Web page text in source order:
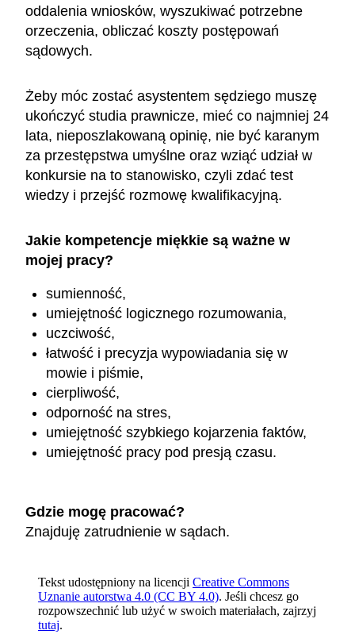
oddalenia wniosków, wyszukiwać potrzebne
orzeczenia, obliczać koszty postępowań
sądowych.
Żeby móc zostać asystentem sędziego muszę
ukończyć studia prawnicze, mieć co najmniej 24
lata, nieposzlakowaną opinię, nie być karanym
za przestępstwa umyślne oraz wziąć udział w
konkursie na to stanowisko, czyli zdać test
wiedzy i przejść rozmowę kwalifikacyjną.
Jakie kompetencje miękkie są ważne w
mojej pracy?
sumienność,
umiejętność logicznego rozumowania,
uczciwość,
łatwość i precyzja wypowiadania się w
mowie i piśmie,
cierpliwość,
odporność na stres,
umiejętność szybkiego kojarzenia faktów,
umiejętność pracy pod presją czasu.
Gdzie mogę pracować?
Znajduję zatrudnienie w sądach.
Tekst udostępniony na licencji Creative Commons
Uznanie autorstwa 4.0 (CC BY 4.0). Jeśli chcesz go
rozpowszechnić lub użyć w swoich materiałach, zajrzyj
tutaj.